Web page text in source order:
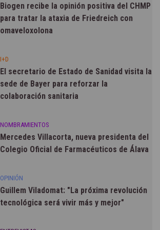
Biogen recibe la opinión positiva del CHMP
para tratar la ataxia de Friedreich con
omaveloxolona
I+D
El secretario de Estado de Sanidad visita la
sede de Bayer para reforzar la
colaboración sanitaria
NOMBRAMIENTOS
Mercedes Villacorta, nueva presidenta del
Colegio Oficial de Farmacéuticos de Álava
OPINIÓN
Guillem Viladomat: "La próxima revolución
tecnológica será vivir más y mejor"